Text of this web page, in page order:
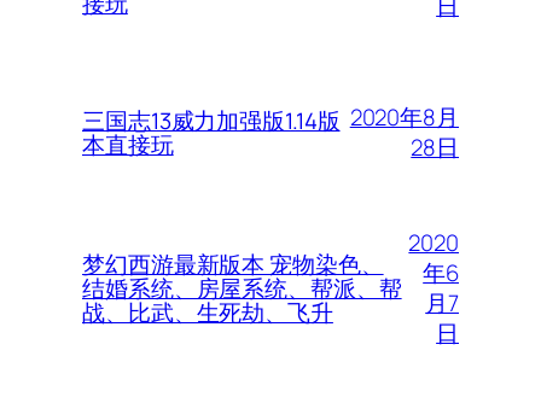
日
三国志13威力加强版1.14版
本直接玩
2020年8月
28日
梦幻西游最新版本 宠物染色、
结婚系统、房屋系统、帮派、帮
战、比武、生死劫、飞升
2020
年6
月7
日